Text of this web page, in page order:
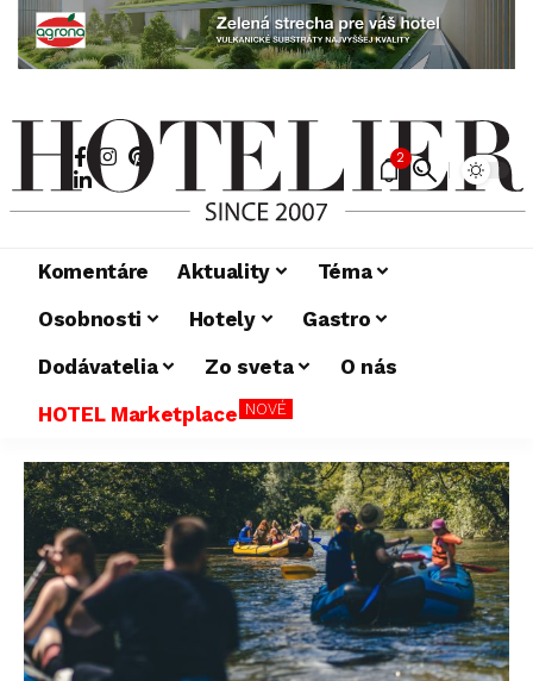
2
Komentáre Aktuality
Téma
Osobnosti
Hotely
Gastro
Dodávatelia
Zo sveta
O nás
HOTEL Marketplace NOVÉ